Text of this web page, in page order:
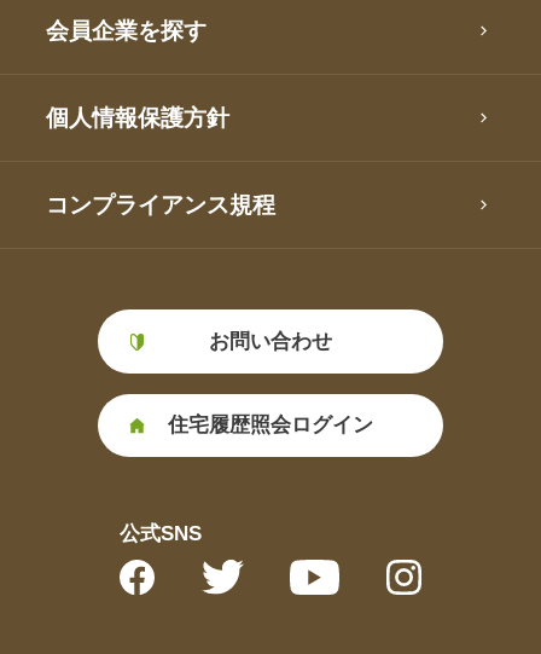
会員企業を探す
個人情報保護方針
コンプライアンス規程
お問い合わせ
住宅履歴照会ログイン
公式SNS